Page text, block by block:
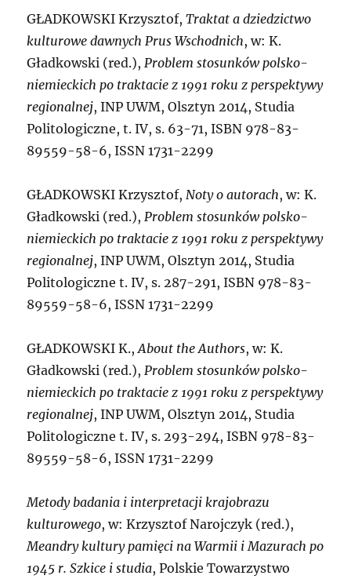
GŁADKOWSKIKrzysztof, Traktat a dziedzictwo
kulturowe dawnych Prus Wschodnich, w: K.
Gładkowski (red.),Problem stosunków polsko-
niemieckich po traktacie z 1991 roku z perspektywy
regionalnej, INP UWM, Olsztyn 2014, Studia
Politologiczne, t. IV, s. 63-71, ISBN 978-83-
89559-58-6, ISSN 1731-2299
GŁADKOWSKIKrzysztof, Noty o autorach, w: K.
Gładkowski (red.),Problem stosunków polsko-
niemieckich po traktacie z 1991 roku z perspektywy
regionalnej, INP UWM, Olsztyn 2014, Studia
Politologiczne t. IV, s. 287-291, ISBN 978-83-
89559-58-6, ISSN 1731-2299
GŁADKOWSKI K.,About the Authors, w: K.
Gładkowski (red.),Problem stosunków polsko-
niemieckich po traktacie z 1991 roku z perspektywy
regionalnej, INP UWM, Olsztyn 2014, Studia
Politologiczne t. IV, s. 293-294, ISBN 978-83-
89559-58-6, ISSN 1731-2299
Metody badania i interpretacji krajobrazu
kulturowego, w: Krzysztof Narojczyk (red.),
Meandry kultury pamięci na Warmii i Mazurach po
1945 r. Szkice i studia, Polskie Towarzystwo